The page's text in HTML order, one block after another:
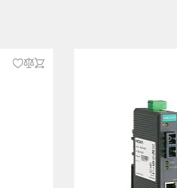
B Class A, CISPR 32
2, МЭК 61000-4-3, МЭК 61000-
4-5, МЭК 61000-4-6, МЭК
4-11, EN 55024, EN 55032